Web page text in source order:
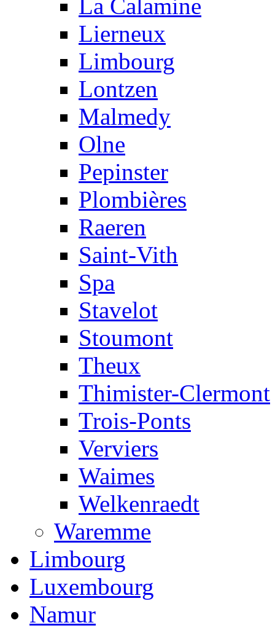
La Calamine
Lierneux
Limbourg
Lontzen
Malmedy
Olne
Pepinster
Plombières
Raeren
Saint-Vith
Spa
Stavelot
Stoumont
Theux
Thimister-Clermont
Trois-Ponts
Verviers
Waimes
Welkenraedt
Waremme
Limbourg
Luxembourg
Namur